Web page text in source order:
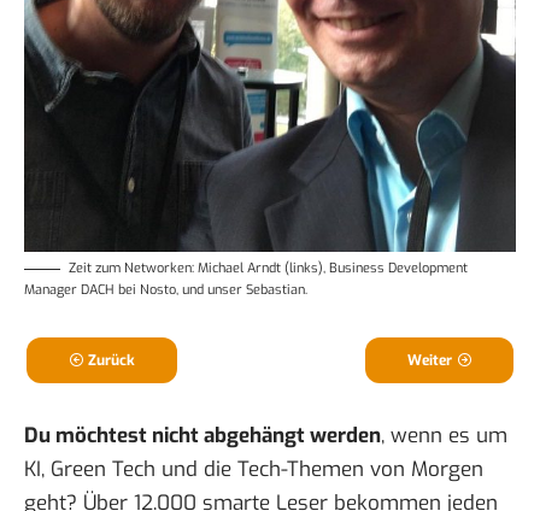
Zeit zum Networken: Michael Arndt (links), Business Development
Manager DACH bei Nosto, und unser Sebastian.
Zurück Weiter
Du möchtest nicht abgehängt werden, wenn es um
KI, Green Tech und die Tech-Themen von Morgen
geht? Über 12.000 smarte Leser bekommen jeden